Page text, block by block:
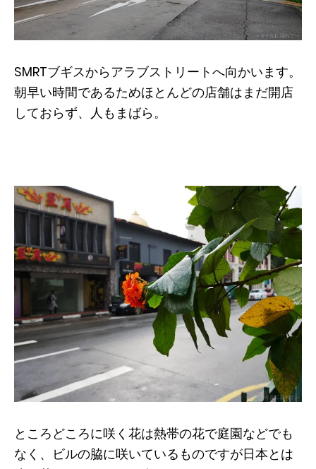
SMRTブギスからアラブストリートへ向かいます。
朝早い時間であるためほとんどの店舗はまだ開店
しておらず、人もまばら。
ところどころに咲く花は熱帯の花で庭園などでも
なく、ビルの脇に咲いているものですが日本とは